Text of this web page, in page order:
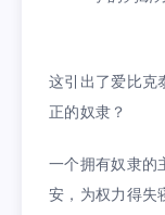
这引出了爱比克
正的奴隶？
一个拥有奴隶的
安，为权力得失